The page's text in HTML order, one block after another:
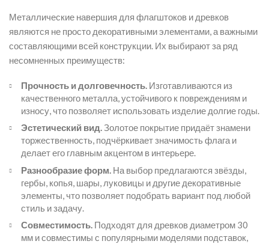
Металлические навершия для флагштоков и древков
являются не просто декоративными элементами, а важными
составляющими всей конструкции. Их выбирают за ряд
несомненных преимуществ:
Прочность и долговечность. Изготавливаются из
качественного металла, устойчивого к повреждениям и
износу, что позволяет использовать изделие долгие годы.
Эстетический вид.Золотое покрытие придаёт знамени
торжественность, подчёркивает значимость флага и
делает его главным акцентом в интерьере.
Разнообразие форм. На выбор предлагаются звёзды,
гербы, копья, шары, луковицы и другие декоративные
элементы, что позволяет подобрать вариант под любой
стиль и задачу.
Совместимость. Подходят для древков диаметром 30
мм и совместимы с популярными моделями подставок,